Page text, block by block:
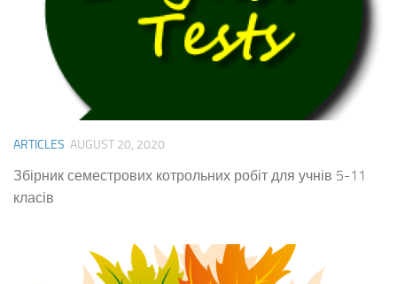
ARTICLES AUGUST 20, 2020
Збірник семестрових котрольних робіт для учнів 5-11
класів